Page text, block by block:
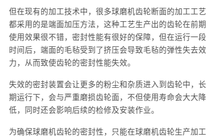
但在现有的加工技术中，很多球磨机齿轮断面的加工工艺
都采用的是端面加压方法，这种工艺生产出的齿轮在前期
使用效果很不错，密封性能有很好的保障，但在运行一段
时间后，端面的毛毡受到了挤压会导致毛毡的弹性失去效
力，从而致使齿轮的密封性能失效。
失效的密封装置会让更多的粉尘和杂质进入到齿轮中，长
期运行下，会与严重磨损齿轮面，不但使用寿命会大大降
低，同时还会影响后续的检修及安装作业。
为确保球磨机齿轮的密封性，只能在球磨机齿轮生产加工